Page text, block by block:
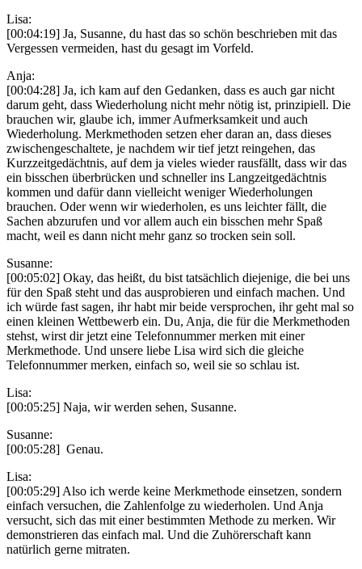
Lisa:
[00:04:19] Ja, Susanne, du hast das so schön beschrieben mit das
Vergessen vermeiden, hast du gesagt im Vorfeld.
Anja:
[00:04:28] Ja, ich kam auf den Gedanken, dass es auch gar nicht
darum geht, dass Wiederholung nicht mehr nötig ist, prinzipiell. Die
brauchen wir, glaube ich, immer Aufmerksamkeit und auch
Wiederholung. Merkmethoden setzen eher daran an, dass dieses
zwischengeschaltete, je nachdem wir tief jetzt reingehen, das
Kurzzeitgedächtnis, auf dem ja vieles wieder rausfällt, dass wir das
ein bisschen überbrücken und schneller ins Langzeitgedächtnis
kommen und dafür dann vielleicht weniger Wiederholungen
brauchen. Oder wenn wir wiederholen, es uns leichter fällt, die
Sachen abzurufen und vor allem auch ein bisschen mehr Spaß
macht, weil es dann nicht mehr ganz so trocken sein soll.
Susanne:
[00:05:02] Okay, das heißt, du bist tatsächlich diejenige, die bei uns
für den Spaß steht und das ausprobieren und einfach machen. Und
ich würde fast sagen, ihr habt mir beide versprochen, ihr geht mal so
einen kleinen Wettbewerb ein. Du, Anja, die für die Merkmethoden
stehst, wirst dir jetzt eine Telefonnummer merken mit einer
Merkmethode. Und unsere liebe Lisa wird sich die gleiche
Telefonnummer merken, einfach so, weil sie so schlau ist.
Lisa:
[00:05:25] Naja, wir werden sehen, Susanne.
Susanne:
[00:05:28] Genau.
Lisa:
[00:05:29] Also ich werde keine Merkmethode einsetzen, sondern
einfach versuchen, die Zahlenfolge zu wiederholen. Und Anja
versucht, sich das mit einer bestimmten Methode zu merken. Wir
demonstrieren das einfach mal. Und die Zuhörerschaft kann
natürlich gerne mitraten.